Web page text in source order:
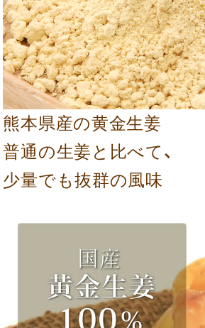
熊本県産の黄金生姜
普通の生姜と比べて、
少量でも抜群の風味